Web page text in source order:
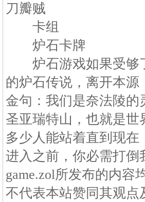
刀瓣贼
卡组
炉石卡牌
炉石游戏如果受够
的炉石传说，离开本
金句：我们是奈法陵
圣亚瑞特山，也就是
多少人能站着直到现
进入之前，你必需打倒
game.zol所发布的内容
不代表本站赞同其观